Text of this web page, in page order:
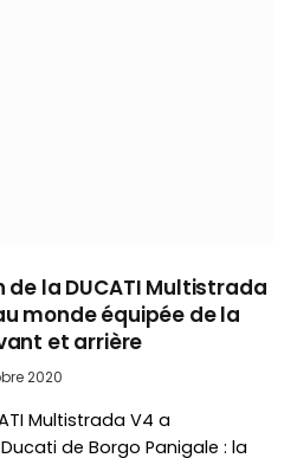
la DUCATI Multistrada
monde équipée de la
et arrière
2020
Multistrada V4 a
de Borgo Panigale : la